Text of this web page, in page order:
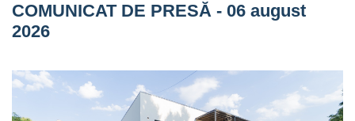
COMUNICAT DE PRESĂ - 06 august
2026